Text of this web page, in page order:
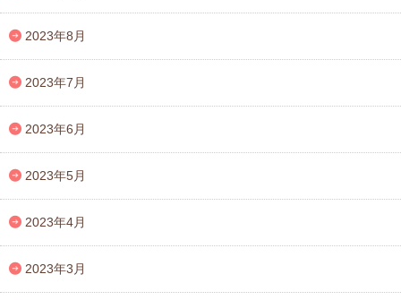
2023年8月
2023年7月
2023年6月
2023年5月
2023年4月
2023年3月